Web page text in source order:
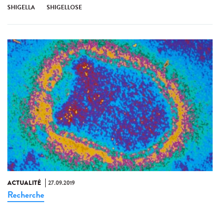
SHIGELLA SHIGELLOSE
ACTUALITÉ 27.09.2019
Recherche